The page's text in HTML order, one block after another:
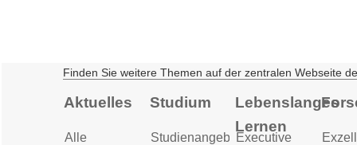
Finden Sie weitere Themen auf der zentralen Webseite
Aktuelles
Alle
Studium
Studienangebot
Lebenslanges
Lernen
Executive